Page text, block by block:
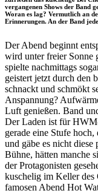
vergangenen Shows der Band
Woran es lag? Vermutlich an
Erinnerungen. An der Band
Der Abend beginnt
wird unter freier Sonne
spielte nachmittags
geistert jetzt durch den
schnackt und schmökt
Anspannung?
Luft genießen. Band
Der Laden ist für
gerade eine Stufe
und gäbe es nicht
Bühne, hätten manche
der Protagonisten
kuschelig im Keller des
famosen Abend Hot